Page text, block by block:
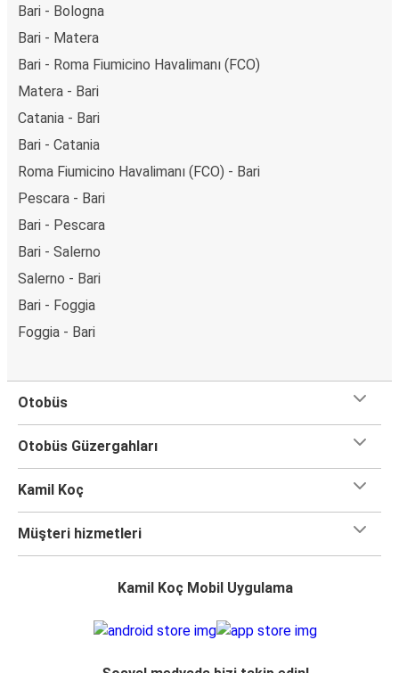
Bari - Bologna
Bari - Matera
Bari - Roma Fiumicino Havalimanı (FCO)
Matera - Bari
Catania - Bari
Bari - Catania
Roma Fiumicino Havalimanı (FCO) - Bari
Pescara - Bari
Bari - Pescara
Bari - Salerno
Salerno - Bari
Bari - Foggia
Foggia - Bari
Otobüs
Otobüs Güzergahları
Kamil Koç
Müşteri hizmetleri
Kamil Koç Mobil Uygulama